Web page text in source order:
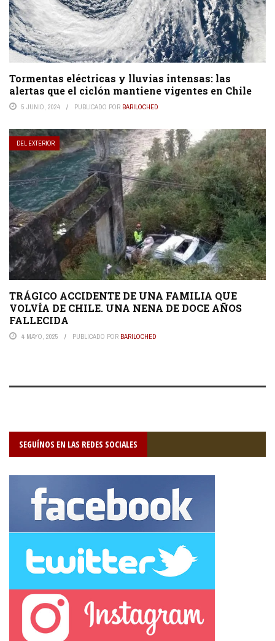
Tormentas eléctricas y lluvias intensas: las
alertas que el ciclón mantiene vigentes en Chile
5 JUNIO, 2024 PUBLICADO POR BARILOCHED
DEL EXTERIOR
TRÁGICO ACCIDENTE DE UNA FAMILIA QUE
VOLVÍA DE CHILE. UNA NENA DE DOCE AÑOS
FALLECIDA
4 MAYO, 2025 PUBLICADO POR BARILOCHED
SEGUÍNOS EN LAS REDES SOCIALES